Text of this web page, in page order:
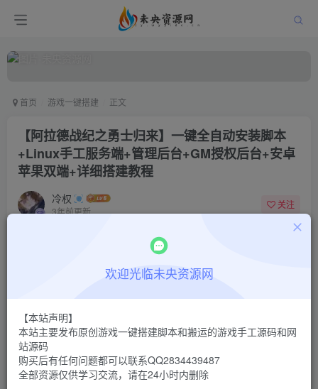
首页 游戏一键搭建 正文
【阿拉德战纪之勇士归来】一键全自动安装脚本
+Linux手工服务端+管理后台+GM授权后台+安卓
苹果双端+详细搭建教程
冷权
3年前更新
关注
这个端之前还卖了挺久100，有人说不完整还是啥的，具体
自行体验
欢迎光临未央资源网
【本站声明】
本站主要发布原创游戏一键搭建脚本和搬运的游戏手工源码和网
站源码
购买后有任何问题都可以联系QQ2834439487
全部资源仅供学习交流，请在24小时内删除